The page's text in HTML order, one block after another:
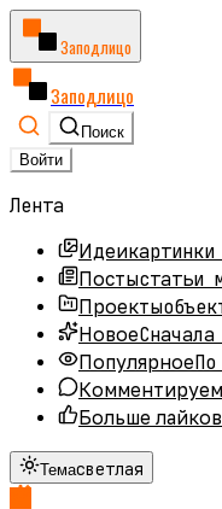
Заподлицо
Заподлицо
Поиск
Войти
Лента
Идеи
Постыстатьи
Проекты
Новое
Популярное
Больше лайков
Темасветлая